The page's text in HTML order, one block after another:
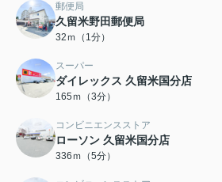
郵便局
久留米野田郵便局
32ｍ（1分）
スーパー
ダイレックス 久留米国分店
165ｍ（3分）
コンビニエンスストア
ローソン 久留米国分店
336ｍ（5分）